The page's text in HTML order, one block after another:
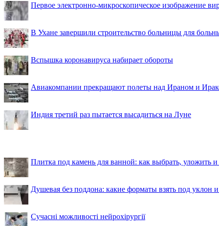
Первое электронно-микроскопическое изображение
В Ухане завершили строительство больницы для
Вспышка коронавируса набирает обороты
Авиакомпании прекращают полеты над Ираном и
Индия третий раз пытается высадиться на Луне
Плитка под камень для ванной: как выбрать, уложить
Душевая без поддона: какие форматы взять под уклон
Сучасні можливості нейрохірургії